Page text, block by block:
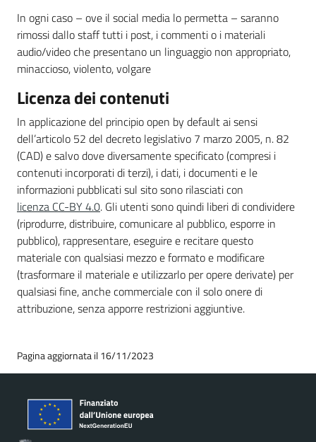
In ogni caso – ove il social media lo permetta – saranno
rimossi dallo staff tutti i post, i commenti o i materiali
audio/video che presentano un linguaggio non appropriato,
minaccioso, violento, volgare
Licenza dei contenuti
In applicazione del principio open by default ai sensi
dell’articolo 52 del decreto legislativo 7 marzo 2005, n. 82
(CAD) e salvo dove diversamente specificato (compresi i
contenuti incorporati di terzi), i dati, i documenti e le
informazioni pubblicati sul sito sono rilasciati con
licenza CC-BY 4.0. Gli utenti sono quindi liberi di condividere
(riprodurre, distribuire, comunicare al pubblico, esporre in
pubblico), rappresentare, eseguire e recitare questo
materiale con qualsiasi mezzo e formato e modificare
(trasformare il materiale e utilizzarlo per opere derivate) per
qualsiasi fine, anche commerciale con il solo onere di
attribuzione, senza apporre restrizioni aggiuntive.
Pagina aggiornata il 16/11/2023